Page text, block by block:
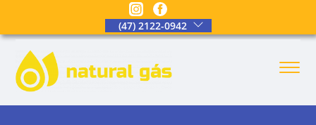
(47) 2122-0942